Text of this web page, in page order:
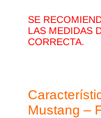
SE
LAS MEDIDAS
CORRECTA.
Mustang –